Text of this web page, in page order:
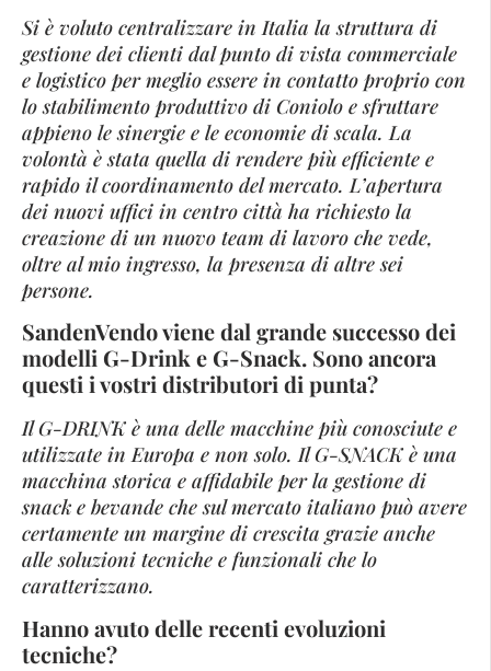
Si è voluto centralizzare in Italia la struttura di
gestione dei clienti dal punto di vista commerciale
e logistico per meglio essere in contatto proprio con
lo stabilimento produttivo di Coniolo e sfruttare
appieno le sinergie e le economie di scala. La
volontà è stata quella di rendere più efficiente e
rapido il coordinamento del mercato. L’apertura
dei nuovi uffici in centro città ha richiesto la
creazione di un nuovo team di lavoro che vede,
oltre al mio ingresso, la presenza di altre sei
persone.
SandenVendo viene dal grande successo dei
modelli G-Drink e G-Snack. Sono ancora
questi i vostri distributori di punta?
Il G-DRINK è una delle macchine più conosciute e
utilizzate in Europa e non solo. Il G-SNACK è una
macchina storica e affidabile per la gestione di
snack e bevande che sul mercato italiano può avere
certamente un margine di crescita grazie anche
alle soluzioni tecniche e funzionali che lo
caratterizzano.
Hanno avuto delle recenti evoluzioni
tecniche?